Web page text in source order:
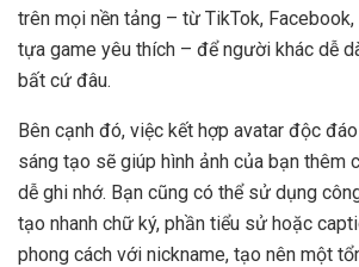
trên mọi nền tảng – từ TikTok,
tựa game yêu thích – để người khác dễ
bất cứ đâu.
Bên cạnh đó, việc kết hợp avatar độc
sáng tạo sẽ giúp hình ảnh của bạn thêm
dễ ghi nhớ. Bạn cũng có thể sử dụng
tạo nhanh chữ ký, phần tiểu sử hoặc
phong cách với nickname, tạo nên một